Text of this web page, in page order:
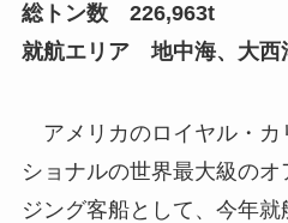
総トン数 226,963t
就航エリア 地中海、大西
アメリカのロイヤル・カ
ショナルの世界最大級の
ジング客船として、今年